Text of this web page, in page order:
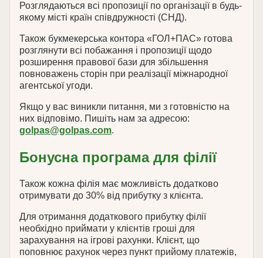
Розглядаються всі пропозиції по організації в будь-
якому місті країн співдружності (СНД).
Також букмекерська контора «ГОЛ+ПАС» готова
розглянути всі побажання і пропозиції щодо
розширення правової бази для збільшення
повноважень сторін при реалізації міжнародної
агентської угоди.
Якщо у вас виникли питання, ми з готовністю на
них відповімо. Пишіть нам за адресою:
golpas@golpas.com.
Бонусна програма для філії
Також кожна філія має можливість додатково
отримувати до 30% від прибутку з клієнта.
Для отримання додаткового прибутку філії
необхідно приймати у клієнтів гроші для
зарахування на ігрові рахунки. Клієнт, що
поповнює рахунок через пункт прийому платежів,